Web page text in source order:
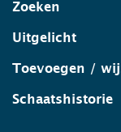
Zoeken
Uitgelicht
Toevoegen /
Schaatshistorie